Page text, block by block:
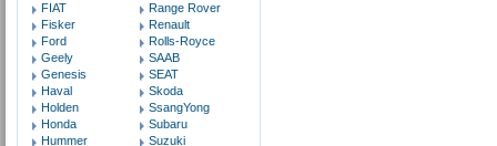
FIAT
Fisker
Ford
Geely
Genesis
Haval
Holden
Honda
Hummer
Range Rover
Renault
Rolls-Royce
SAAB
SEAT
Skoda
SsangYong
Subaru
Suzuki